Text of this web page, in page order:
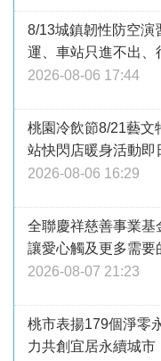
8/13城鎮韌性防空
運、車站只進不出、
2026-08-06 17:44
桃園冷飲節8/21藝
站快閃店暖身活動即
2026-08-06 16:29
全聯慶祥慈善事業
讓愛心觸及更多需要
2026-08-07 21:23
桃市表揚179個淨零
力共創宜居永續城市